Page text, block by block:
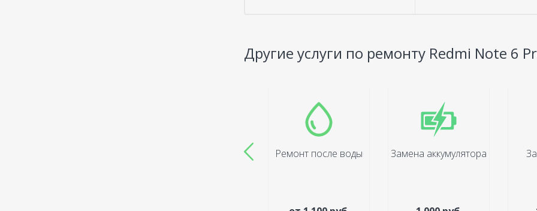
Другие услуги по ремонту Redmi Note 6
Ремонт после воды Замена аккумулятора